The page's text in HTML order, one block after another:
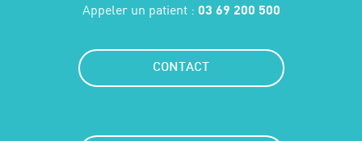
Appeler un patient : 03 69 200 500
CONTACT